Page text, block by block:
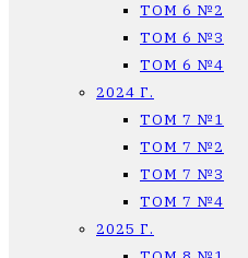
ТОМ 6 №2
ТОМ 6 №3
ТОМ 6 №4
2024 Г.
ТОМ 7 №1
ТОМ 7 №2
ТОМ 7 №3
ТОМ 7 №4
2025 Г.